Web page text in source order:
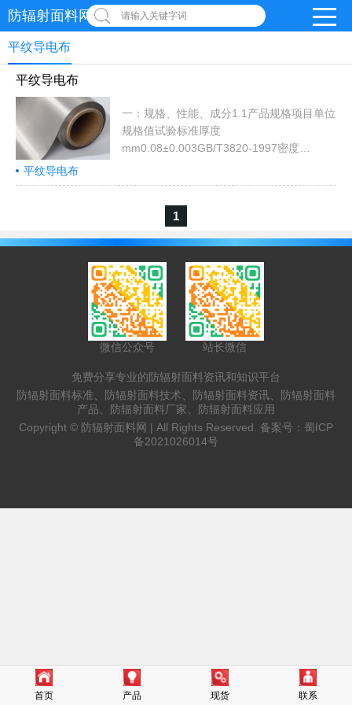
防辐射面料网 请输入关键字词
平纹导电布
平纹导电布
一：规格、性能、成分1.1产品规格项目单位
规格值试验标准厚度
mm0.08±0.003GB/T3820-1997密度
mm1100±10GB/T4667-1995长度
g/m²75±5GB/T4669-19951.2产品性能项目
Ω/sp≤0.050ASTMF390-2011垂直电阻
Ω/sp≤0.005ASTMF390-2011表面结合力级
≥3GB/T 9286-1998&n...
平纹导电布
1
微信公众号 站长微信
免费分享专业的防辐射面料资讯和知识平台
防辐射面料标准、防辐射面料技术、防辐射面料资讯、防辐射面料
产品、防辐射面料厂家、防辐射面料应用
Copyright © 防辐射面料网 | All Rights Reserved. 备案号： 蜀ICP
备2021026014号
首页 产品 现货 联系